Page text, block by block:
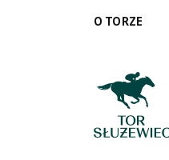
O TORZE